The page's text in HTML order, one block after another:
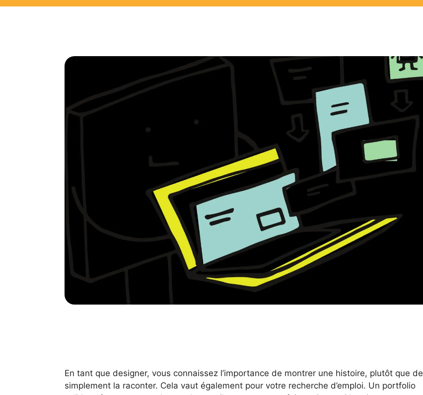
En tant que designer, vous connaissez l’importance de montrer une histoire, plutôt que de
simplement la raconter. Cela vaut également pour votre recherche d’emploi. Un portfolio